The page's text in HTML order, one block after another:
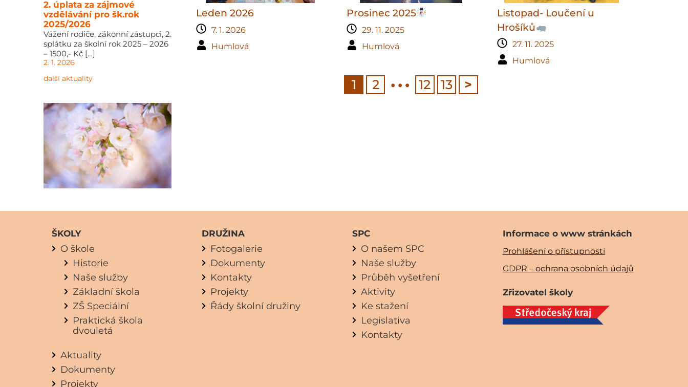
2. úplata za zájmové
vzdělávání pro šk.rok
2025/2026
Vážení rodiče, zákonní zástupci, 2.
splátku za školní rok 2025 – 2026
– 1500,- Kč […]
2. 1. 2026
další aktuality
Leden 2026
7. 1. 2026
Humlová
Prosinec 2025
29. 11. 2025
Humlová
Listopad- Loučení u
Hrošíků
27. 11. 2025
Humlová
1 2 … 12 13 >
ŠKOLY
O škole
Historie
Naše služby
Základní škola
ZŠ Speciální
Praktická škola
dvouletá
Aktuality
Dokumenty
Projekty
DRUŽINA
Fotogalerie
Dokumenty
Kontakty
Projekty
Řády školní družiny
SPC
O našem SPC
Naše služby
Průběh vyšetření
Aktivity
Ke stažení
Legislativa
Kontakty
Informace o www stránkách
Prohlášení o přístupnosti
GDPR – ochrana osobních údajů
Zřizovatel školy